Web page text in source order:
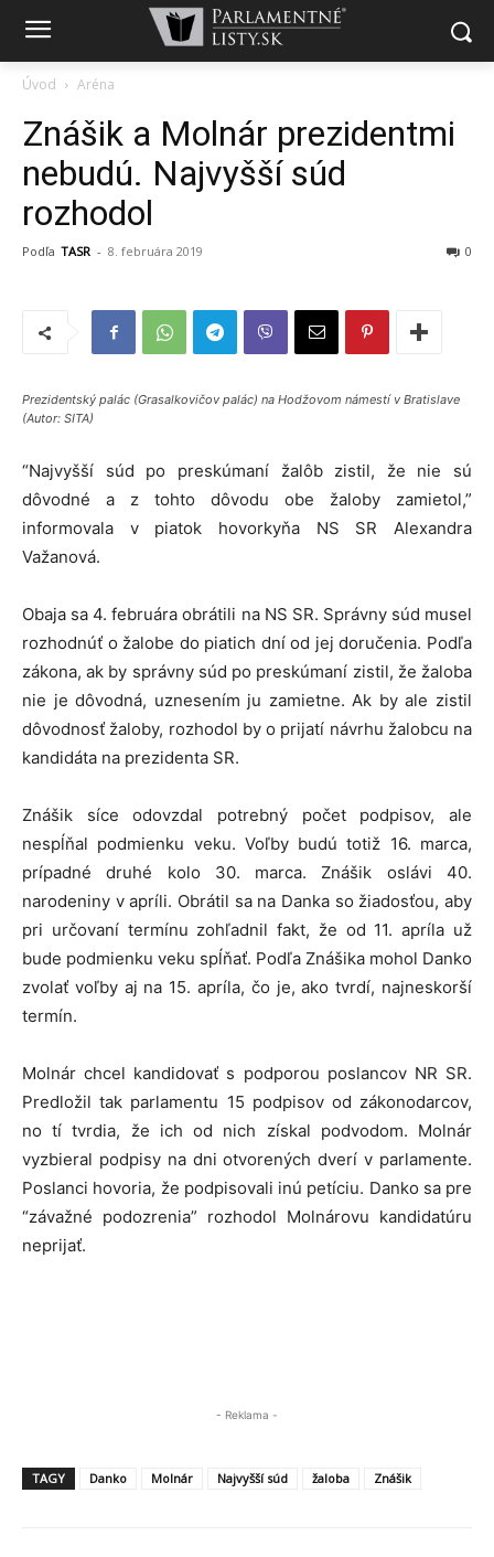
Úvod Aréna
Znášik a Molnár prezidentmi
nebudú. Najvyšší súd
rozhodol
Podľa TASR - 8. februára 2019 0
Prezidentský palác (Grasalkovičov palác) na Hodžovom námestí v Bratislave
(Autor: SITA)
“Najvyšší súd po preskúmaní žalôb zistil, že nie sú
dôvodné a z tohto dôvodu obe žaloby zamietol,”
informovala v piatok hovorkyňa NS SR Alexandra
Važanová.
Obaja sa 4. februára obrátili na NS SR. Správny súd musel
rozhodnúť o žalobe do piatich dní od jej doručenia. Podľa
zákona, ak by správny súd po preskúmaní zistil, že žaloba
nie je dôvodná, uznesením ju zamietne. Ak by ale zistil
dôvodnosť žaloby, rozhodol by o prijatí návrhu žalobcu na
kandidáta na prezidenta SR.
Znášik síce odovzdal potrebný počet podpisov, ale
nespĺňal podmienku veku. Voľby budú totiž 16. marca,
prípadné druhé kolo 30. marca. Znášik oslávi 40.
narodeniny v apríli. Obrátil sa na Danka so žiadosťou, aby
pri určovaní termínu zohľadnil fakt, že od 11. apríla už
bude podmienku veku spĺňať. Podľa Znášika mohol Danko
zvolať voľby aj na 15. apríla, čo je, ako tvrdí, najneskorší
termín.
Molnár chcel kandidovať s podporou poslancov NR SR.
Predložil tak parlamentu 15 podpisov od zákonodarcov,
no tí tvrdia, že ich od nich získal podvodom. Molnár
vyzbieral podpisy na dni otvorených dverí v parlamente.
Poslanci hovoria, že podpisovali inú petíciu. Danko sa pre
“závažné podozrenia” rozhodol Molnárovu kandidatúru
neprijať.
- Reklama -
TAGY Danko Molnár Najvyšší súd žaloba Znášik